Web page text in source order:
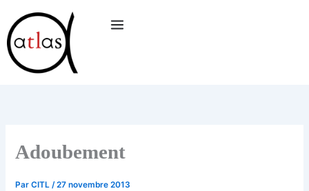
au
contenu
Adoubement
ParCITL/27 novembre 2013